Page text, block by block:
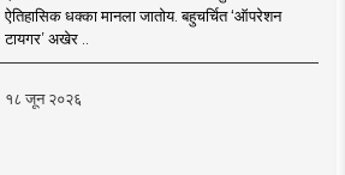
ऐतिहासिक धक्का मानला जातोय. बहुचर्चित ‘ऑपरेशन
टायगर’ अखेर ..
१८ जून २०२६